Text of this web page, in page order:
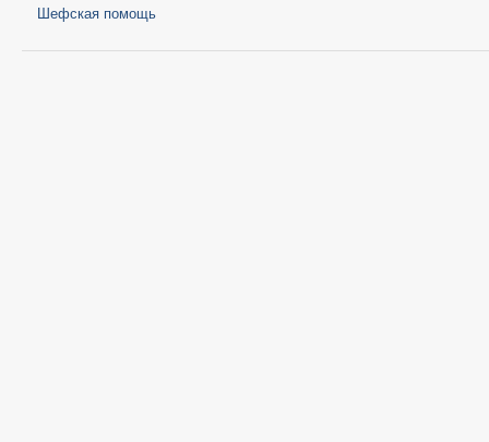
Шефская помощь